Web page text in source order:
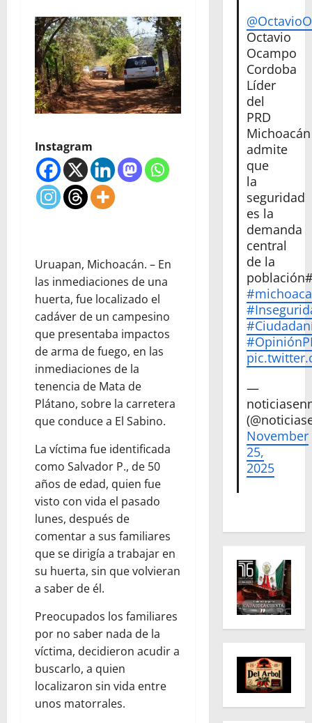
Instagram
Uruapan, Michoacán. – En
las inmediaciones de una
huerta, fue localizado el
cadáver de un campesino
que presentaba impactos
de arma de fuego, en las
inmediaciones de la
tenencia de Mata de
Plátano, sobre la carretera
que conduce a El Sabino.
La víctima fue identificada
como Salvador P., de 50
años de edad, quien fue
visto con vida el pasado
lunes, después de
comentar a sus familiares
que se dirigía a trabajar en
su huerta, sin que volvieran
a saber de él.
Preocupados los familiares
por no saber nada de la
víctima, decidieron acudir a
buscarlo, a quien
localizaron sin vida entre
unos matorrales.
Octavio
Ocampo
Cordoba
Líder
del
PRD
Michoacán
admite
que
la
seguridad
es la
demanda
central
de la
—
November
25,
2025